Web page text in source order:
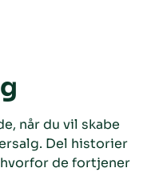
når du vil skabe
Del historier
de fortjener